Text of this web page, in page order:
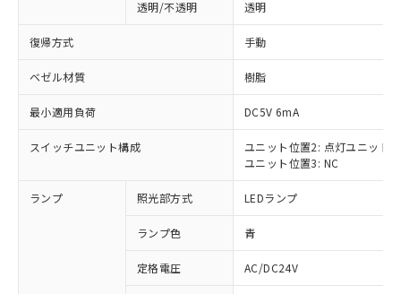
透明/不透明 透明
復帰方式 手動
ベゼル材質 樹脂
最小適用負荷 DC5V 6mA
スイッチユニット構成
ユニット位置2: 点灯ユニット
ユニット位置3: NC
ランプ 照光部方式 LEDランプ
ランプ色 青
定格電圧 AC/DC24V